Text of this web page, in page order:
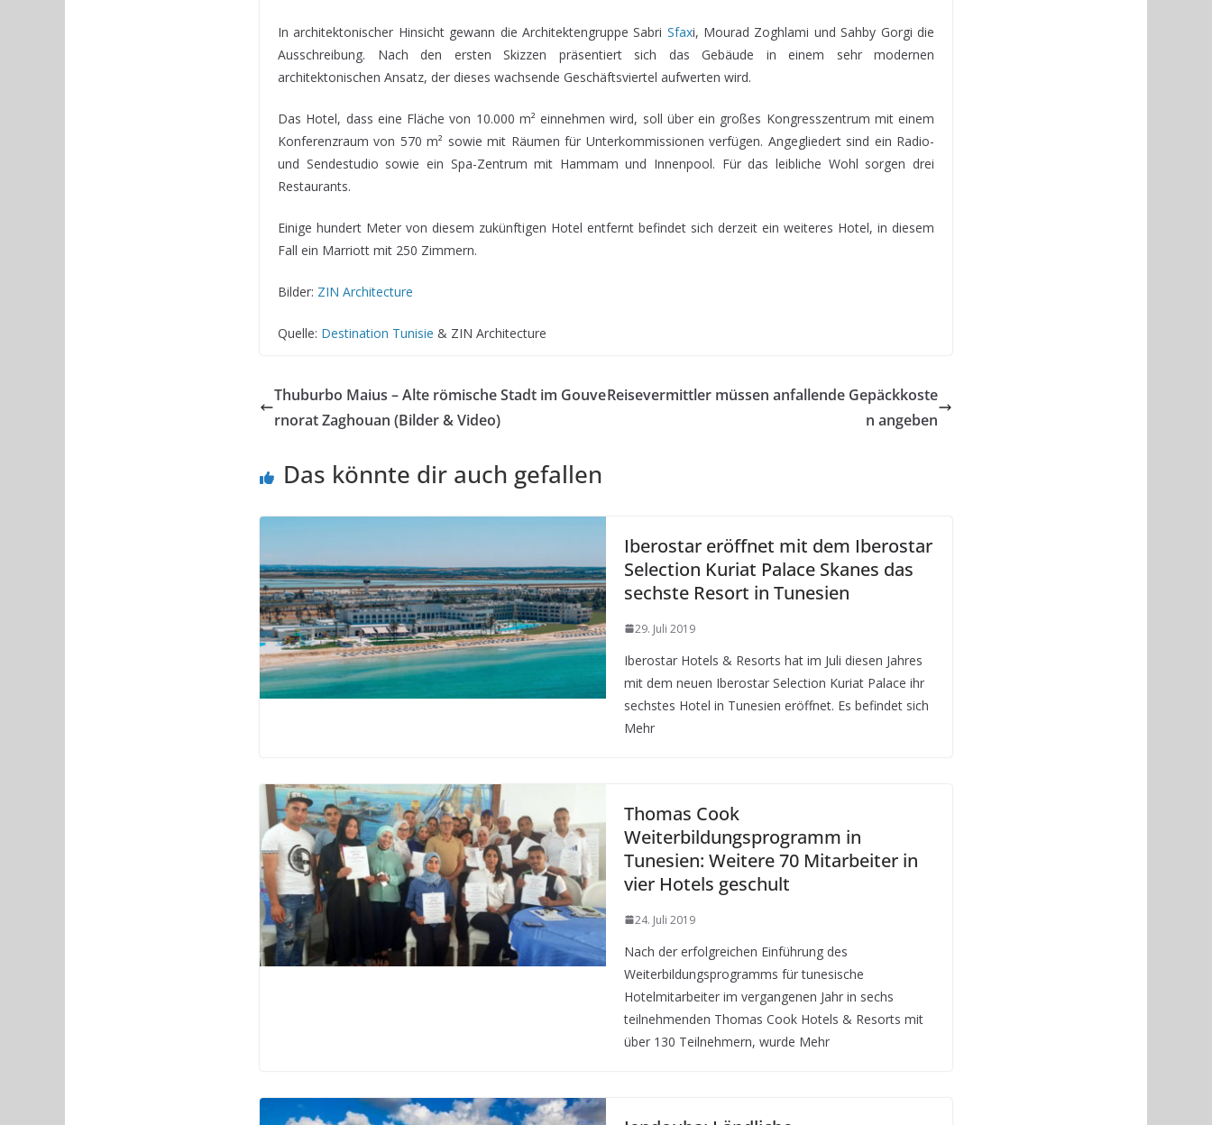
In architektonischer Hinsicht gewann die Architektengruppe Sabri Sfaxi, Mourad Zoghlami und Sahby Gorgi die
Ausschreibung. Nach den ersten Skizzen präsentiert sich das Gebäude in einem sehr modernen
architektonischen Ansatz, der dieses wachsende Geschäftsviertel aufwerten wird.
Das Hotel, dass eine Fläche von 10.000 m² einnehmen wird, soll über ein großes Kongresszentrum mit einem
Konferenzraum von 570 m² sowie mit Räumen für Unterkommissionen verfügen. Angegliedert sind ein Radio-
und Sendestudio sowie ein Spa-Zentrum mit Hammam und Innenpool. Für das leibliche Wohl sorgen drei
Restaurants.
Einige hundert Meter von diesem zukünftigen Hotel entfernt befindet sich derzeit ein weiteres Hotel, in diesem
Fall ein Marriott mit 250 Zimmern.
Bilder: ZIN Architecture
Quelle: Destination Tunisie & ZIN Architecture
Thuburbo Maius – Alte römische Stadt im Gouve
rnorat Zaghouan (Bilder & Video)
Reisevermittler müssen anfallende Gepäckkoste
n angeben
Das könnte dir auch gefallen
Iberostar eröffnet mit dem Iberostar
Selection Kuriat Palace Skanes das
sechste Resort in Tunesien
29. Juli 2019
Iberostar Hotels & Resorts hat im Juli diesen Jahres
mit dem neuen Iberostar Selection Kuriat Palace ihr
sechstes Hotel in Tunesien eröffnet. Es befindet sich
Mehr
Thomas Cook
Weiterbildungsprogramm in
Tunesien: Weitere 70 Mitarbeiter in
vier Hotels geschult
24. Juli 2019
Nach der erfolgreichen Einführung des
Weiterbildungsprogramms für tunesische
Hotelmitarbeiter im vergangenen Jahr in sechs
teilnehmenden Thomas Cook Hotels & Resorts mit
über 130 Teilnehmern, wurde Mehr